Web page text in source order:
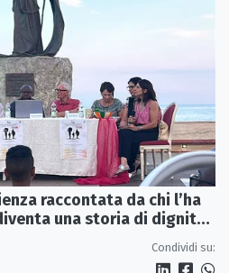
raccontata da chi l’ha
una storia di dignità
Condividi su: